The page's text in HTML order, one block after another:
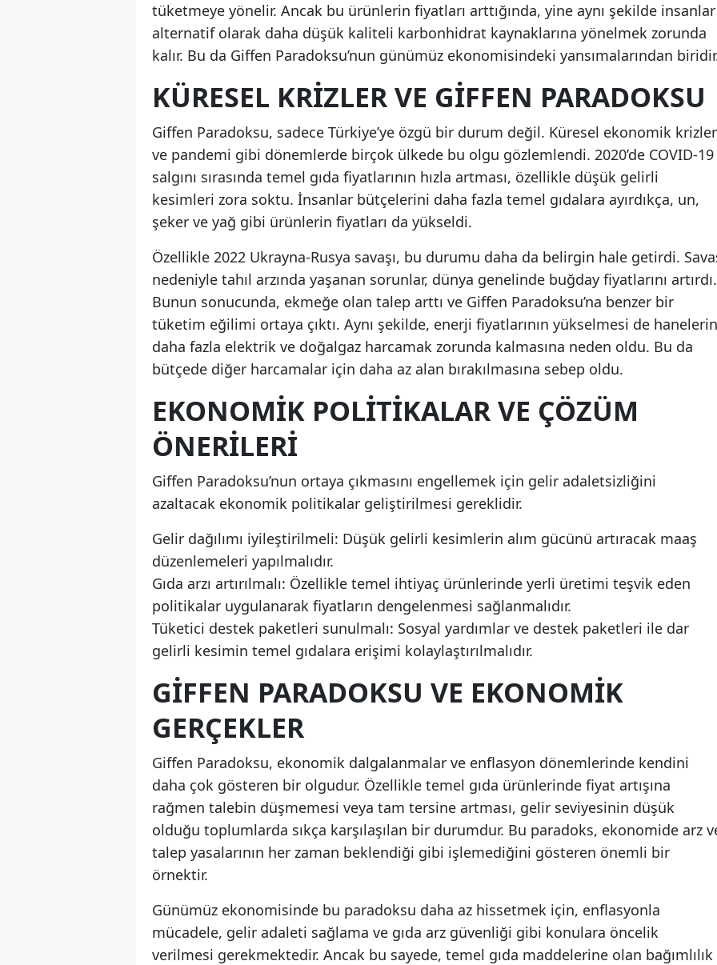
tüketmeye yönelir. Ancak bu ürünlerin fiyatları arttığında, yine aynı şekilde insanlar
alternatif olarak daha düşük kaliteli karbonhidrat kaynaklarına yönelmek zorunda
kalır. Bu da Giffen Paradoksu’nun günümüz ekonomisindeki yansımalarından
KÜRESEL KRIZLER VE GIFFEN PARADOKSU
Giffen Paradoksu, sadece Türkiye’ye özgü bir durum değil. Küresel ekonomik krizler
ve pandemi gibi dönemlerde birçok ülkede bu olgu gözlemlendi. 2020’de COVID-19
salgını sırasında temel gıda fiyatlarının hızla artması, özellikle düşük gelirli
kesimleri zora soktu. İnsanlar bütçelerini daha fazla temel gıdalara ayırdıkça, un,
şeker ve yağ gibi ürünlerin fiyatları da yükseldi.
Özellikle 2022 Ukrayna-Rusya savaşı, bu durumu daha da belirgin hale getirdi.
nedeniyle tahıl arzında yaşanan sorunlar, dünya genelinde buğday fiyatlarını artırdı.
Bunun sonucunda, ekmeğe olan talep arttı ve Giffen Paradoksu’na benzer bir
tüketim eğilimi ortaya çıktı. Aynı şekilde, enerji fiyatlarının yükselmesi de hanelerin
daha fazla elektrik ve doğalgaz harcamak zorunda kalmasına neden oldu. Bu da
bütçede diğer harcamalar için daha az alan bırakılmasına sebep oldu.
EKONOMIK POLITIKALAR VE ÇÖZÜM
ÖNERILERI
Giffen Paradoksu’nun ortaya çıkmasını engellemek için gelir adaletsizliğini
azaltacak ekonomik politikalar geliştirilmesi gereklidir.
Gelir dağılımı iyileştirilmeli: Düşük gelirli kesimlerin alım gücünü artıracak maaş
düzenlemeleri yapılmalıdır.
Gıda arzı artırılmalı: Özellikle temel ihtiyaç ürünlerinde yerli üretimi teşvik eden
politikalar uygulanarak fiyatların dengelenmesi sağlanmalıdır.
Tüketici destek paketleri sunulmalı: Sosyal yardımlar ve destek paketleri ile dar
gelirli kesimin temel gıdalara erişimi kolaylaştırılmalıdır.
GIFFEN PARADOKSU VE EKONOMIK
GERÇEKLER
Giffen Paradoksu, ekonomik dalgalanmalar ve enflasyon dönemlerinde kendini
daha çok gösteren bir olgudur. Özellikle temel gıda ürünlerinde fiyat artışına
rağmen talebin düşmemesi veya tam tersine artması, gelir seviyesinin düşük
olduğu toplumlarda sıkça karşılaşılan bir durumdur. Bu paradoks, ekonomide arz
talep yasalarının her zaman beklendiği gibi işlemediğini gösteren önemli bir
örnektir.
Günümüz ekonomisinde bu paradoksu daha az hissetmek için, enflasyonla
mücadele, gelir adaleti sağlama ve gıda arz güvenliği gibi konulara öncelik
verilmesi gerekmektedir. Ancak bu sayede, temel gıda maddelerine olan bağımlılık